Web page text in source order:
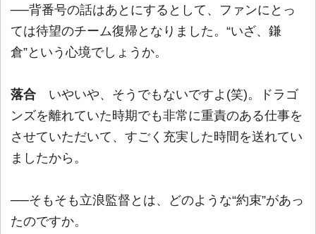
──背番号の話はあとにするとして、ファンにとっ
ては待望のチーム復帰となりました。“いざ、鎌
倉”という心境でしょうか。
落合 いやいや、そうでもないですよ(笑)。ドラゴ
ンズを離れていた時期でも非常に重責のある仕事を
させていただいて、すごく充実した時間を送れてい
ましたから。
──そもそも立浪監督とは、どのような“約束”があっ
たのですか。